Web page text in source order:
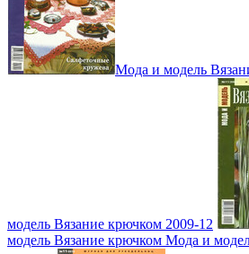
Мода и модель
модель Вязание крючком 2009-12
модель Вязание крючком Мода и